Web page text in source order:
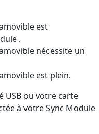
est
.
nécessite un
est plein.
USB ou votre carte
à votre Sync Module